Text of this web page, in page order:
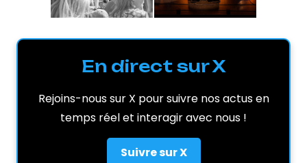
En direct sur X
Rejoins-nous sur X pour suivre nos actus en
temps réel et interagir avec nous !
Suivre sur X